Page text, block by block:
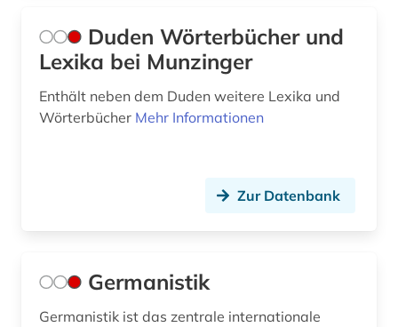
Duden Wörterbücher und
Lexika bei Munzinger
Enthält neben dem Duden weitere Lexika und
Wörterbücher Mehr Informationen
Zur Datenbank
Germanistik
Germanistik ist das zentrale internationale